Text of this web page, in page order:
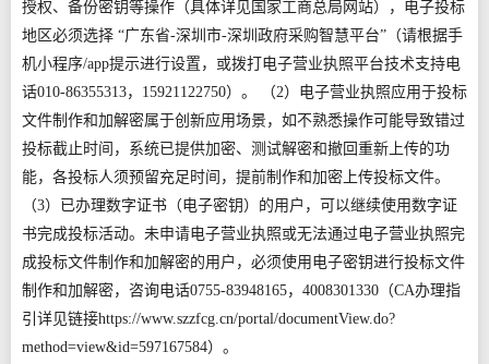
授权、备份密钥等操作（具体详见国家工商总局网站），电子投标
地区必须选择 “广东省-深圳市-深圳政府采购智慧平台”（请根据手
机小程序/app提示进行设置，或拨打电子营业执照平台技术支持电
话010-86355313，15921122750）。 （2）电子营业执照应用于投标
文件制作和加解密属于创新应用场景，如不熟悉操作可能导致错过
投标截止时间，系统已提供加密、测试解密和撤回重新上传的功
能，各投标人须预留充足时间，提前制作和加密上传投标文件。
（3）已办理数字证书（电子密钥）的用户，可以继续使用数字证
书完成投标活动。未申请电子营业执照或无法通过电子营业执照完
成投标文件制作和加解密的用户，必须使用电子密钥进行投标文件
制作和加解密，咨询电话0755-83948165，4008301330（CA办理指
引详见链接https://www.szzfcg.cn/portal/documentView.do?
method=view&id=597167584）。